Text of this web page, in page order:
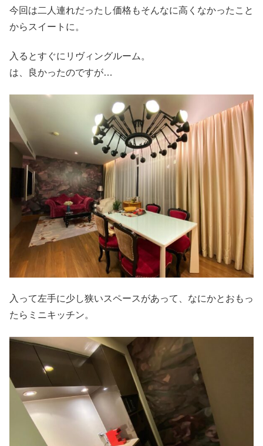
今回は二人連れだったし価格もそんなに高くなかったこと
からスイートに。
入るとすぐにリヴィングルーム。
は、良かったのですが…
入って左手に少し狭いスペースがあって、なにかとおもっ
たらミニキッチン。